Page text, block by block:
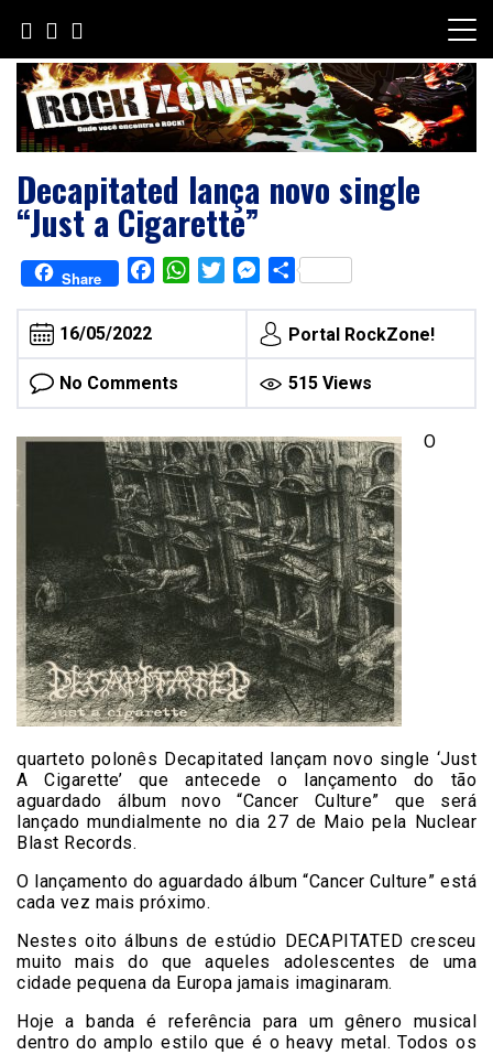
content
Decapitated lança novo single
“Just a Cigarette”
Share FacebookWhatsAppTwitterMessenger
Share
16/05/2022 Portal RockZone!
No Comments 515 Views
O
quarteto polonês Decapitated lançam novo single ‘Just
A Cigarette’ que antecede o lançamento do tão
aguardado álbum novo “Cancer Culture” que será
lançado mundialmente no dia 27 de Maio pela Nuclear
Blast Records.
O lançamento do aguardado álbum “Cancer Culture” está
cada vez mais próximo.
Nestes oito álbuns de estúdio DECAPITATED cresceu
muito mais do que aqueles adolescentes de uma
cidade pequena da Europa jamais imaginaram.
Hoje a banda é referência para um gênero musical
dentro do amplo estilo que é o heavy metal. Todos os